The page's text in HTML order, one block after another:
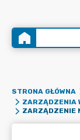
STRONA GŁÓWNA
ZARZĄDZENIA